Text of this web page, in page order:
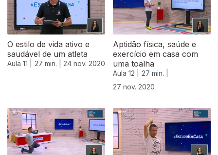
O estilo de vida ativo e
saudável de um atleta
Aula 11 | 27 min. | 24 nov. 2020
Aptidão física, saúde e
exercício em casa com
uma toalha
Aula 12 |
27 min. |
27 nov. 2020